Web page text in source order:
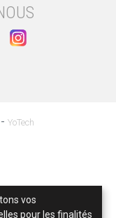
- YoTech
vos
pour les finalités